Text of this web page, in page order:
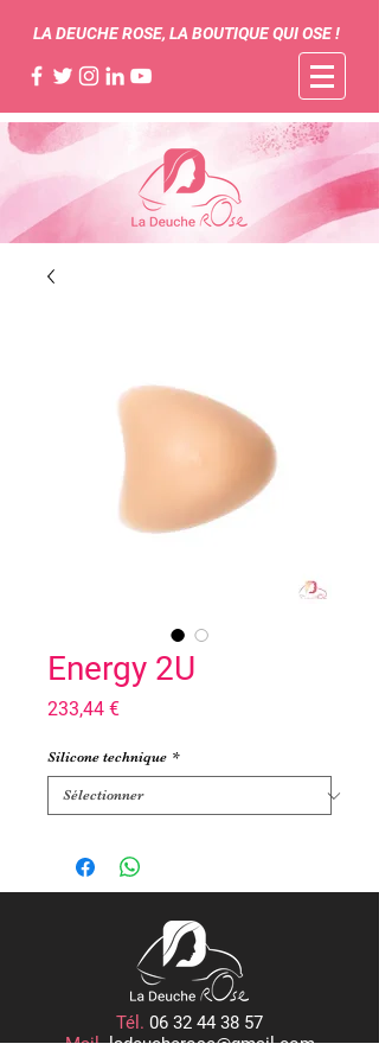
LA DEUCHE ROSE, LA BOUTIQUE QUI OSE !
Energy 2U
233,44 €Prix
Silicone technique *
Tél. 06 32 44 38 57
Mail.ladeucherose@gmail.com